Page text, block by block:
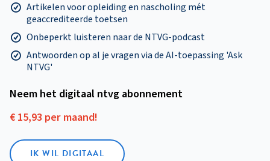
Artikelen voor opleiding en nascholing mét
geaccrediteerde toetsen
Onbeperkt luisteren naar de NTVG-podcast
Antwoorden op al je vragen via de AI-toepassing 'Ask
NTVG'
Neem het digitaal ntvg abonnement
€ 15,93 per maand!
IK WIL DIGITAAL